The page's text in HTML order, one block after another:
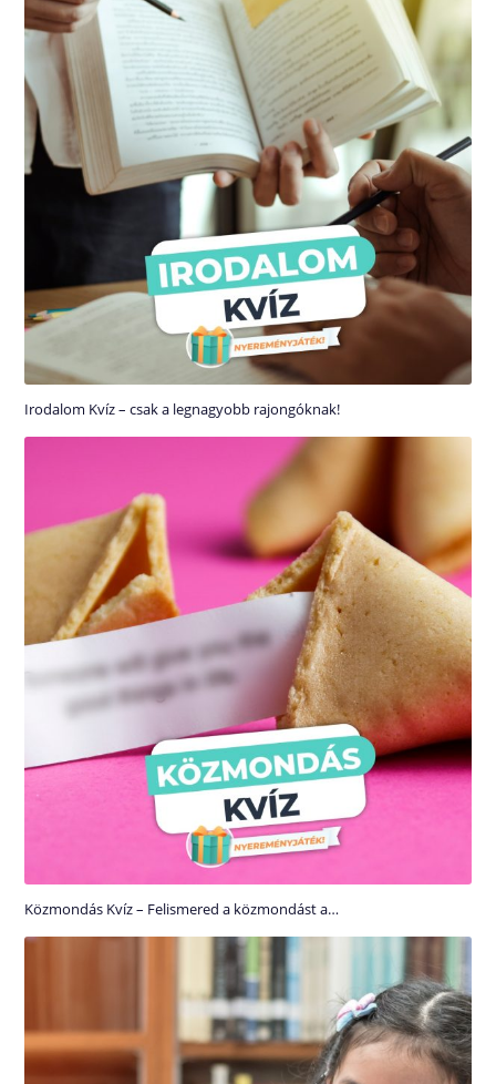
Irodalom Kvíz – csak a legnagyobb rajongóknak!
Közmondás Kvíz – Felismered a közmondást a…